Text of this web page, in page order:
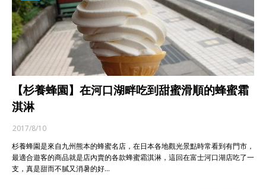
【杉養蜂園】在河口湖畔吃到甜蜜滑順的蜂蜜霜
淇淋
2017/8/10
杉養蜂園是來自九州熊本的蜂蜜名店，在日本各地觀光景點時常看到有門市，
最適合遊客的商品就是店內賣的各款蜂蜜霜淇淋，這回在富士河口湖店吃了一
支，真是甜而不膩又消暑的好…